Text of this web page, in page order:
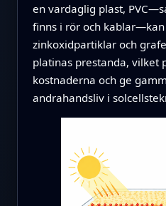
en vardaglig plast,
finns i rör och
zinkoxidpartiklar och
platinas prestanda, vilket
kostnaderna och ge
andrahandsliv i